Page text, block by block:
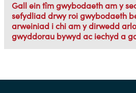
Gall ein tîm gwybodaeth am y
sefydliad drwy roi gwybodaeth
arweiniad i chi am y dirwedd
gwyddorau bywyd ac iechyd a